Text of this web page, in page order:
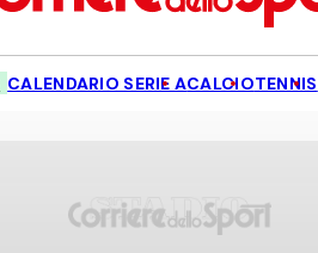
CALENDARIO SERIE ACALCIOTENNIS